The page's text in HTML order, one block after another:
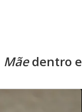
Mãedentro e